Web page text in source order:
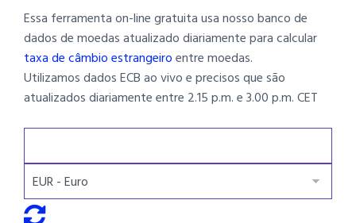
Essa ferramenta on-line gratuita usa nosso banco de
dados de moedas atualizado diariamente para calcular
taxa de câmbio estrangeiroentre moedas.
Utilizamos dados ECB ao vivo e precisos que são
atualizados diariamente entre 2.15 p.m. e 3.00 p.m. CET